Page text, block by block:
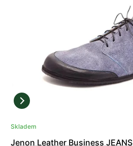
Skladem
Jenon Leather Business JEANS